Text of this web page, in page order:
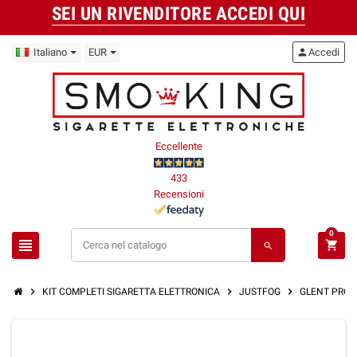
SEI UN RIVENDITORE ACCEDI QUI
Italiano EUR
Eccellente
433
Recensioni
view_headline search
personAccedi
shopping_cart
0
chevron_right KIT COMPLETI SIGARETTA ELETTRONICA chevron_right JUSTFOG chevron_right GLENT